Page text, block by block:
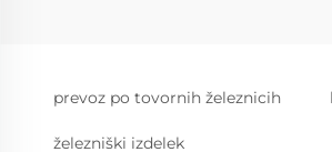
prevoz po tovornih železnicih
železniški izdelek